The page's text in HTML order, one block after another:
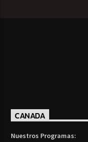
CANADA
Nuestros Programas: